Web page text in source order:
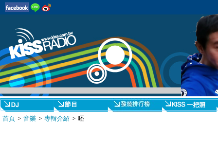
首頁 > 音樂 > 專輯介紹 > 呸